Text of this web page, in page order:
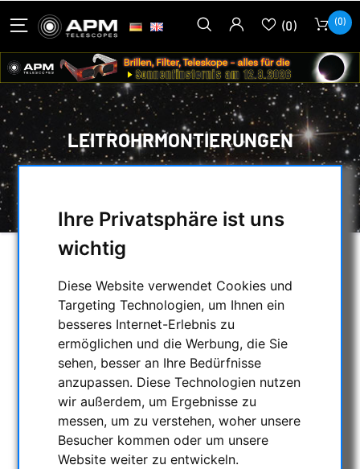
Ihre Privatsphäre ist uns
wichtig
Diese Website verwendet Cookies und
Targeting Technologien, um Ihnen ein
besseres Internet-Erlebnis zu
ermöglichen und die Werbung, die Sie
sehen, besser an Ihre Bedürfnisse
anzupassen. Diese Technologien nutzen
wir außerdem, um Ergebnisse zu
messen, um zu verstehen, woher unsere
Besucher kommen oder um unsere
Website weiter zu entwickeln.
(0) (0)
LEITROHRMONTIERUNGEN
KATEGORIEN
NACHTSICHTGERÄTE , WÄRMEKAMERAS &
ENTFERNUNGSMESSER
AKTUELLE ANGEBOTE
ASTROPROFESSIONAL TELESCOPES
SECONDHAND & LAGERBESTAND